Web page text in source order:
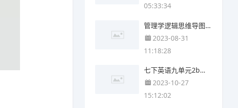
05:33:34
管理学逻辑思维导图(6张值得收藏)
2023-08-31
11:18:28
七下英语九单元2b思维导图(5张高清版)
2023-10-27
15:12:02